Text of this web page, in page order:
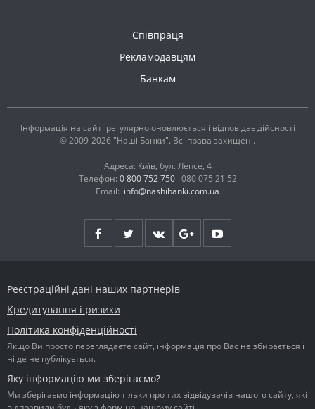
Співпраця
Рекламодавцям
Банкам
Інформація на сайті регулярно оновлюється і відповідає дійсності
© 2009-2026 "Наші Банки". Всі права захищені.
Адреса: Київ, бул. Лепсе, 4
Телефон: 0 800 752 750 080 075 21 52
Email: info@nashibanki.com.ua
Реєстраційні дані наших партнерів
Кредитування і ризики
Політика конфіденційності
Якщо Ви просто переглядаєте сайт, інформація про Вас не збирається і
ні де не публікується.
Яку інформацію ми зберігаємо?
Ми зберігаємо інформацію тільки про тих відвідувачів нашого сайту, які